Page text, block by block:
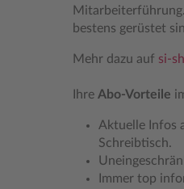
bestens gerüstet
Mehr dazu auf si-
Ihre Abo-Vorteile
Aktuelle Infos
Schreibtisch.
Immer top